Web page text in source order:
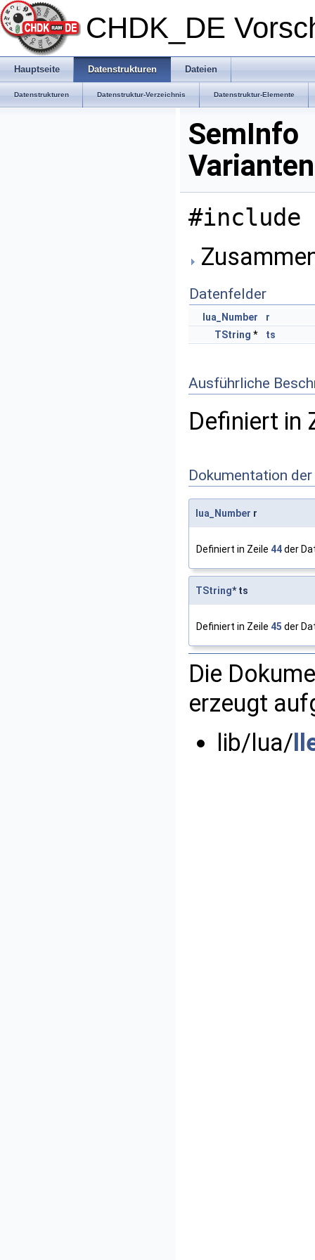
CHDK_DE
Hauptseite Datenstrukturen Dateien
Datenstrukturen Datenstruktur-Verzeichnis Datenstruktur-Elemente
SemInfo
#include
Datenfelder
lua_Number
r
TString * ts
Ausführliche
Definiert in
Dokumentation
lua_Number r
Definiert in Zeile 44der
TString* ts
Definiert in Zeile 45 der
Die
erzeugt
lib/lua/